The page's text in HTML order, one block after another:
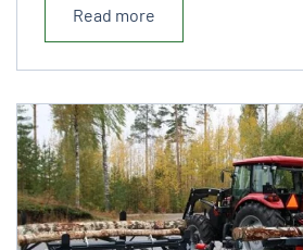
Read more